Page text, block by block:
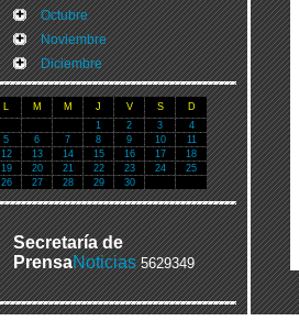
Octubre
Noviembre
Diciembre
L M M J V S
D
1
2 3
4
5
6 7 8 9 10
11
12
13 14 15 16 17
18
19
20 21 22 23 24
25
26
27 28 29 30
Secretaría de
PrensaNoticias 5629349